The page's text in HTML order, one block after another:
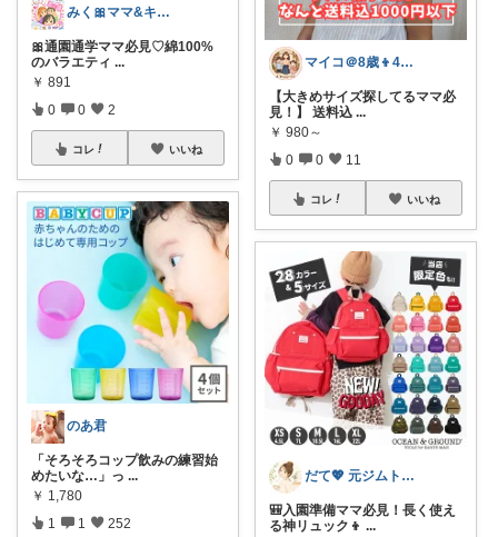
みく🎀ママ&キッズグッズ🎁
🎀通園通学ママ必見♡綿100%
のバラエティ ...
￥ 891
0 0 2
コレ いいね
のあ君
「そろそろコップ飲みの練習始
めたいな…」っ ...
￥ 1,780
1 1 252
マイコ＠8歳👦4歳👧ママのお助け名品
【大きめサイズ探してるママ必
見！】 送料込 ...
￥ 980～
0 0 11
コレ いいね
だて💖 元ジムトレーナーママ子育て美容
🎒入園準備ママ必見！長く使え
る神リュック👦 ...